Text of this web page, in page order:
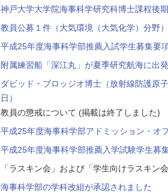
神戸大学大学院海事科学研究科博士課程後
教員公募１件（大気環境（大気化学）分野
平成25年度海事科学部推薦入試学生募集要
附属練習船「深江丸」が夏季研究航海に出
ダビッド・ブロッジオ博士（放射線防護原
日）
教員の懲戒について (掲載は終了しました)
平成25年度海事科学部アドミッション・オ
平成25年度海事科学部推薦入学試験学生募
「ラスキン会」および「学生向けラスキン
海事科学部の学科改組が承認されました